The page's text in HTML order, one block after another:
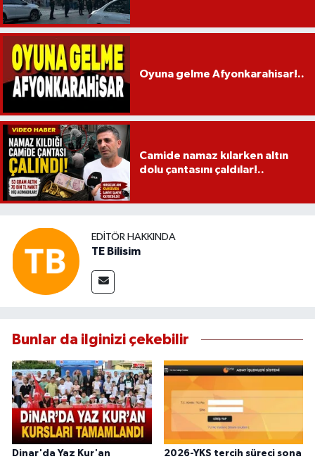
Oyuna gelme Afyonkarahisar!..
Camide namaz kılarken altın
dolu çantasını çaldılar!..
EDITÖR HAKKINDA
TE Bilisim
Bunlar da ilginizi çekebilir
Dinar'da Yaz Kur'an 2026-YKS tercih süreci sona